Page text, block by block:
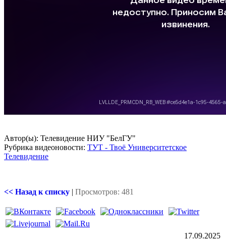
Автор(ы): Телевидение НИУ "БелГУ"
Рубрика видеоновости: ТУТ - Твоё Университетское
Телевидение
<< Назад к списку | Просмотров: 481
17.09.2025